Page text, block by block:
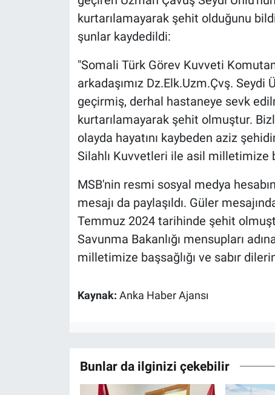
kurtarılamayarak şehit olduğunu
şunlar kaydedildi:
"Somali Türk Görev Kuvveti
arkadaşımız Dz.Elk.Uzm.Çvş.
geçirmiş, derhal hastaneye sevk
kurtarılamayarak şehit olmuştur.
olayda hayatını kaybeden aziz
Silahlı Kuvvetleri ile asil milletimize
MSB'nin resmi sosyal medya
mesajı da paylaşıldı. Güler
Temmuz 2024 tarihinde şehit
Savunma Bakanlığı mensupları
milletimize başsağlığı ve sabır
Kaynak: Anka Haber Ajansı
Bunlar da ilginizi çekebilir